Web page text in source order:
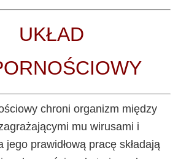
UKŁAD
chroni organizm między
mu wirusami i
jego prawidłową pracę składają